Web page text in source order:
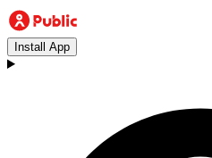
Install App